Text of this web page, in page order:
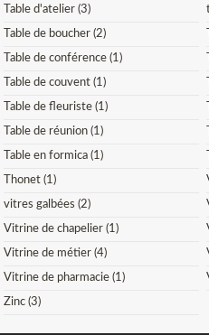
Table d'atelier (3)
Table de boucher (2)
Table de conférence (1)
Table de couvent (1)
Table de fleuriste (1)
Table de réunion (1)
Table en formica (1)
Thonet (1)
vitres galbées (2)
Vitrine de chapelier (1)
Vitrine de métier (4)
Vitrine de pharmacie (1)
Zinc (3)